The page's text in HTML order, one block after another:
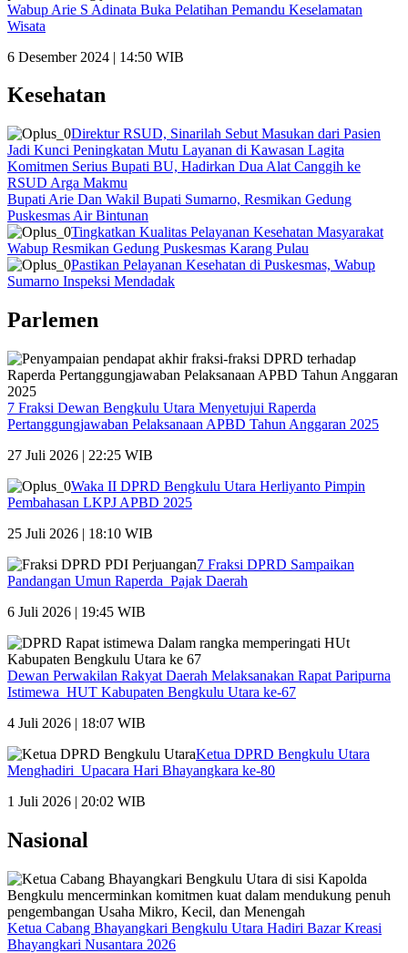
Wabup Arie S Adinata Buka Pelatihan Pemandu Keselamatan
Wisata
6 Desember 2024 | 14:50 WIB
Kesehatan
Direktur RSUD, Sinarilah Sebut Masukan dari Pasien
Jadi Kunci Peningkatan Mutu Layanan di Kawasan Lagita
Komitmen Serius Bupati BU, Hadirkan Dua Alat Canggih ke
RSUD Arga Makmu
Bupati Arie Dan Wakil Bupati Sumarno, Resmikan Gedung
Puskesmas Air Bintunan
Tingkatkan Kualitas Pelayanan Kesehatan Masyarakat
Wabup Resmikan Gedung Puskesmas Karang Pulau
Pastikan Pelayanan Kesehatan di Puskesmas, Wabup
Sumarno Inspeksi Mendadak
Parlemen
7 Fraksi Dewan Bengkulu Utara Menyetujui Raperda
Pertanggungjawaban Pelaksanaan APBD Tahun Anggaran 2025
27 Juli 2026 | 22:25 WIB
Waka II DPRD Bengkulu Utara Herliyanto Pimpin
Pembahasan LKPJ APBD 2025
25 Juli 2026 | 18:10 WIB
7 Fraksi DPRD Sampaikan
Pandangan Umun Raperda Pajak Daerah
6 Juli 2026 | 19:45 WIB
Dewan Perwakilan Rakyat Daerah Melaksanakan Rapat Paripurna
Istimewa HUT Kabupaten Bengkulu Utara ke-67
4 Juli 2026 | 18:07 WIB
Ketua DPRD Bengkulu Utara
Menghadiri Upacara Hari Bhayangkara ke-80
1 Juli 2026 | 20:02 WIB
Nasional
Ketua Cabang Bhayangkari Bengkulu Utara Hadiri Bazar Kreasi
Bhayangkari Nusantara 2026